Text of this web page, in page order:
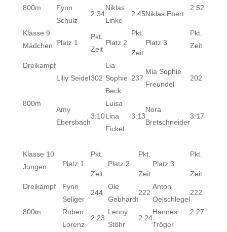
800m
Fynn
Schulz
2:34
Niklas
Linke
2:45Niklas Ebert
2:52
Klasse 9
Mädchen Platz 1
Pkt.
Zeit
Platz 2
Pkt.
Zeit
Platz 3
Pkt.
Zeit
Dreikampf
Lilly Seidel302
Lia
Sophie
Beck
237
Mia Sophie
Freundel
202
800m
Amy
Ebersbach
3:10
Luisa
Lina
Fickel
3:13
Nora
Bretschneider
3:17
Klasse 10
Jungen
Platz 1
Pkt.
Zeit
Platz 2
Pkt.
Zeit
Platz 3
Pkt.
Zeit
Dreikampf
Fynn
Seliger
244
Ole
Gebhardt
222
Anton
Oelschlegel
222
800m
Ruben
Lorenz
2:23
Lenny
Stöhr
2:24
Hannes
Tröger
2:27